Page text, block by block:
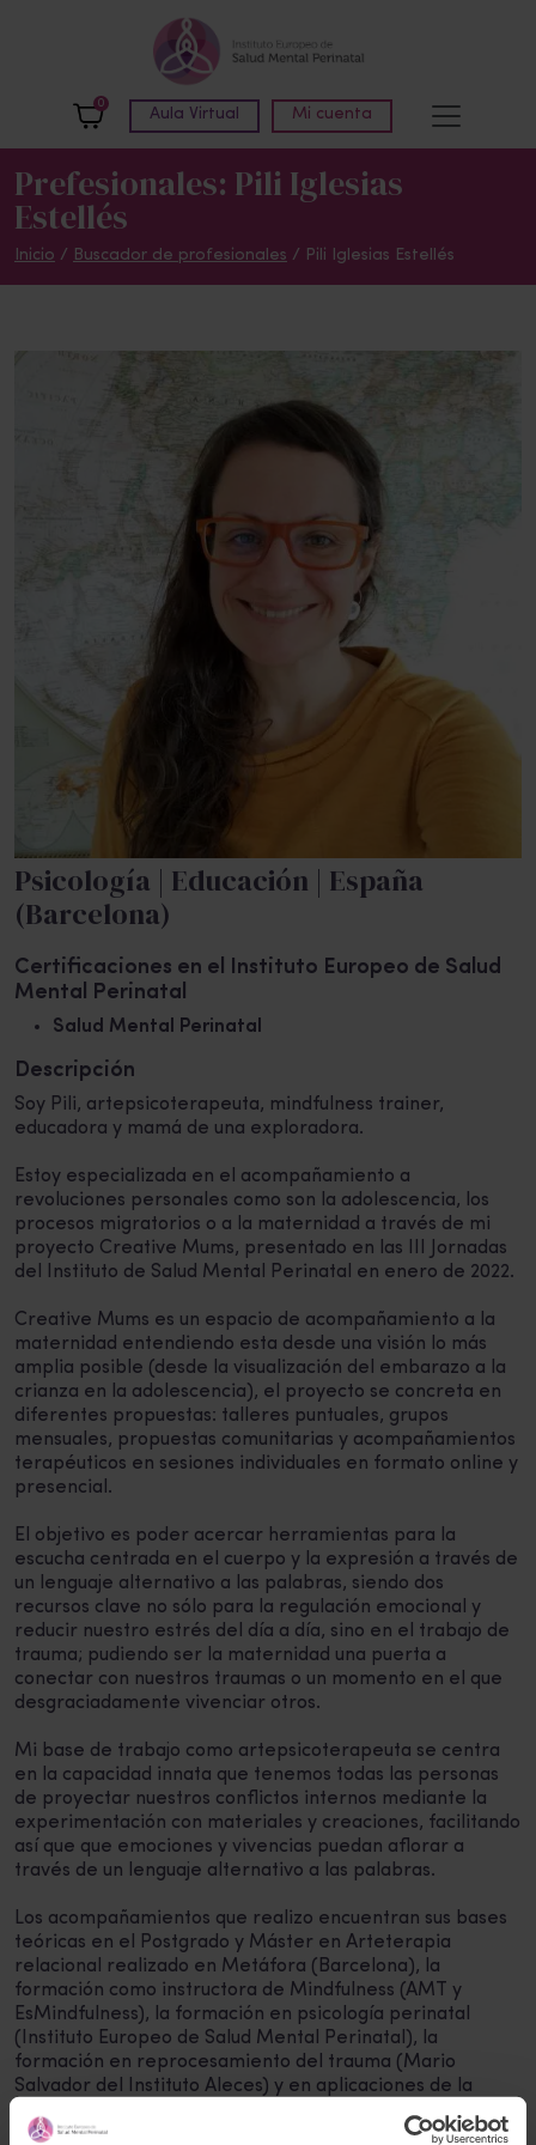
0
Aula Virtual Mi cuenta
Prefesionales: Pili Iglesias
Estellés
Inicio / Buscador de profesionales / Pili Iglesias Estellés
Psicología | Educación | España
(Barcelona)
Certificaciones en el Instituto Europeo de Salud
Mental Perinatal
Salud Mental Perinatal
Descripción
Soy Pili, artepsicoterapeuta, mindfulness trainer,
educadora y mamá de una exploradora.
Estoy especializada en el acompañamiento a
revoluciones personales como son la adolescencia, los
procesos migratorios o a la maternidad a través de mi
proyecto Creative Mums, presentado en las III Jornadas
del Instituto de Salud Mental Perinatal en enero de 2022.
Creative Mums es un espacio de acompañamiento a la
maternidad entendiendo esta desde una visión lo más
amplia posible (desde la visualización del embarazo a la
crianza en la adolescencia), el proyecto se concreta en
diferentes propuestas: talleres puntuales, grupos
mensuales, propuestas comunitarias y acompañamientos
terapéuticos en sesiones individuales en formato online y
presencial.
El objetivo es poder acercar herramientas para la
escucha centrada en el cuerpo y la expresión a través de
un lenguaje alternativo a las palabras, siendo dos
recursos clave no sólo para la regulación emocional y
reducir nuestro estrés del día a día, sino en el trabajo de
trauma; pudiendo ser la maternidad una puerta a
conectar con nuestros traumas o un momento en el que
desgraciadamente vivenciar otros.
Mi base de trabajo como artepsicoterapeuta se centra
en la capacidad innata que tenemos todas las personas
de proyectar nuestros conflictos internos mediante la
experimentación con materiales y creaciones, facilitando
así que que emociones y vivencias puedan aflorar a
través de un lenguaje alternativo a las palabras.
Los acompañamientos que realizo encuentran sus bases
teóricas en el Postgrado y Máster en Arteterapia
relacional realizado en Metáfora (Barcelona), la
formación como instructora de Mindfulness (AMT y
EsMindfulness), la formación en psicología perinatal
(Instituto Europeo de Salud Mental Perinatal), la
formación en reprocesamiento del trauma (Mario
Salvador del Instituto Aleces) y en aplicaciones de la
Cuatro Ciclos) entre otras. Siendo la Teoría del Apego, los